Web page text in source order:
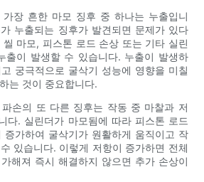
장 흔한 마모 징후 중 하나는 누출입니
누출되는 징후가 발견되면 문제가 있다
마모, 피스톤 로드 손상 또는 기타 실린
출이 발생할 수 있습니다. 누출이 발생하
궁극적으로 굴삭기 성능에 영향을 미칠
는 것이 중요합니다.
손의 또 다른 징후는 작동 중 마찰과 저
다. 실린더가 마모됨에 따라 피스톤 로드
증가하여 굴삭기가 원활하게 움직이고 작
있습니다. 이렇게 저항이 증가하면 전체
해져 즉시 해결하지 않으면 추가 손상이